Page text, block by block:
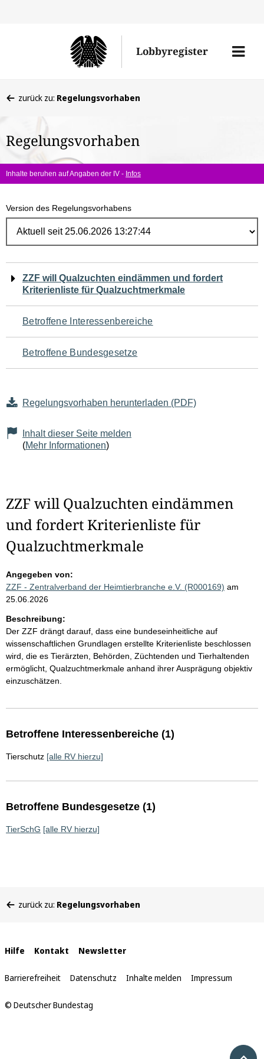
Lobbyregister
Menü
befinden
hier:
zurück zu: Regelungsvorhaben
Regelungsvorhaben
Inhalte beruhen auf Angaben der IV - Infos
Version des Regelungsvorhabens
Navigation
für
den
Seiteninhalt
ZZF will Qualzuchten eindämmen und fordert
Kriterienliste für Qualzuchtmerkmale
Betroffene Interessenbereiche
Betroffene Bundesgesetze
Regelungsvorhaben herunterladen (PDF)
Inhalt dieser Seite melden
(Mehr Informationen)
ZZF will Qualzuchten eindämmen
und fordert Kriterienliste für
Qualzuchtmerkmale
Angegeben von:
ZZF - Zentralverband der Heimtierbranche e.V. (R000169) am
25.06.2026
Beschreibung:
Der ZZF drängt darauf, dass eine bundeseinheitliche auf
wissenschaftlichen Grundlagen erstellte Kriterienliste beschlossen
wird, die es Tierärzten, Behörden, Züchtenden und Tierhaltenden
ermöglicht, Qualzuchtmerkmale anhand ihrer Ausprägung objektiv
einzuschätzen.
Betroffene Interessenbereiche (1)
Tierschutz [alle RV hierzu]
Betroffene Bundesgesetze (1)
TierSchG [alle RV hierzu]
befinden
zurück zu: Regelungsvorhaben
Interne
Links
Hilfe Kontakt Newsletter
Barrierefreiheit Datenschutz Inhalte melden Impressum
© Deutscher Bundestag